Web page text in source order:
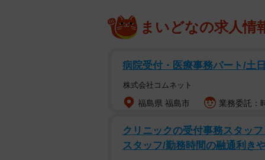
まいどなの求人情
病院受付・医療事務パート/土
株式会社コムネット
福島県 福島市 業務委託：
クリニックの受付事務スタッ
スタッフ/勤務時間の融通利き